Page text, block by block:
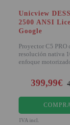
Unicview
2500 ANSI
Google
Proyector C5 PRO
resolución nativa
enfoque
399,99€
IVA incl.